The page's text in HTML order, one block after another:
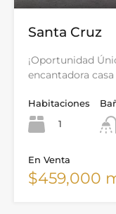
Santa Cruz
¡Oportunidad
encantadora
Habitaciones
1
En Venta
$459,000